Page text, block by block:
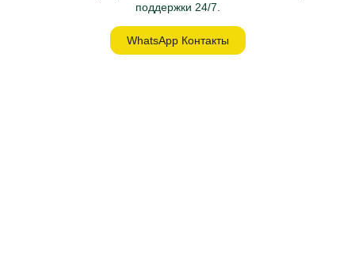
поддержки 24/7.
WhatsApp Контакты